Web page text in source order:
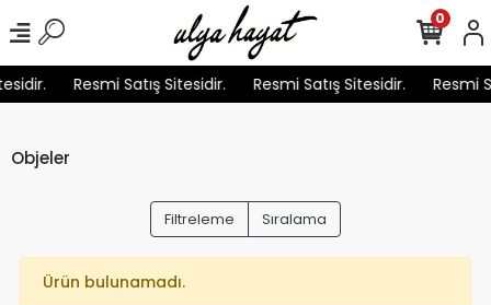
Resmi Satış Sitesidir. Resmi Satış Sitesidir. Resmi
0
Objeler
Filtreleme Sıralama
Ürün bulunamadı.